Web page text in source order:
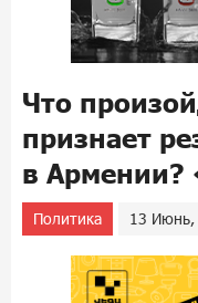
Что
признает
в Армении?
Политика 13 Июнь,